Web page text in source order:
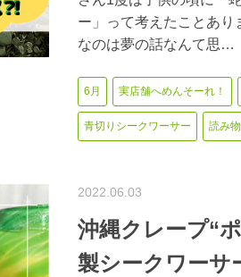
ー」って考えたことあり
なのは夢の話なんて思…
6月 実店舗へめんそーれ！
青切りシークワーサー 読み物
2022.06.03
沖縄クレープ“
製シークワーサ